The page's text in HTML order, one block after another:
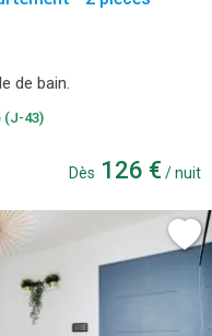
de bain.
43)
Dès 126 € / nuit